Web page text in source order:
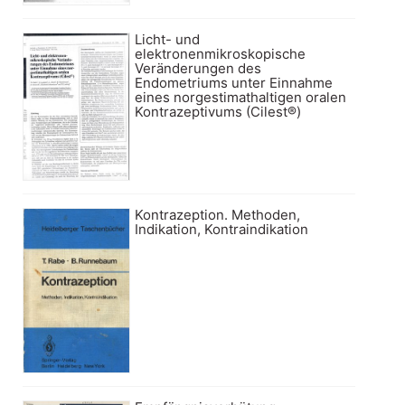
Licht- und
elektronenmikroskopische
Veränderungen des
Endometriums unter Einnahme
eines norgestimathaltigen oralen
Kontrazeptivums (Cilest®)
Kontrazeption. Methoden,
Indikation, Kontraindikation